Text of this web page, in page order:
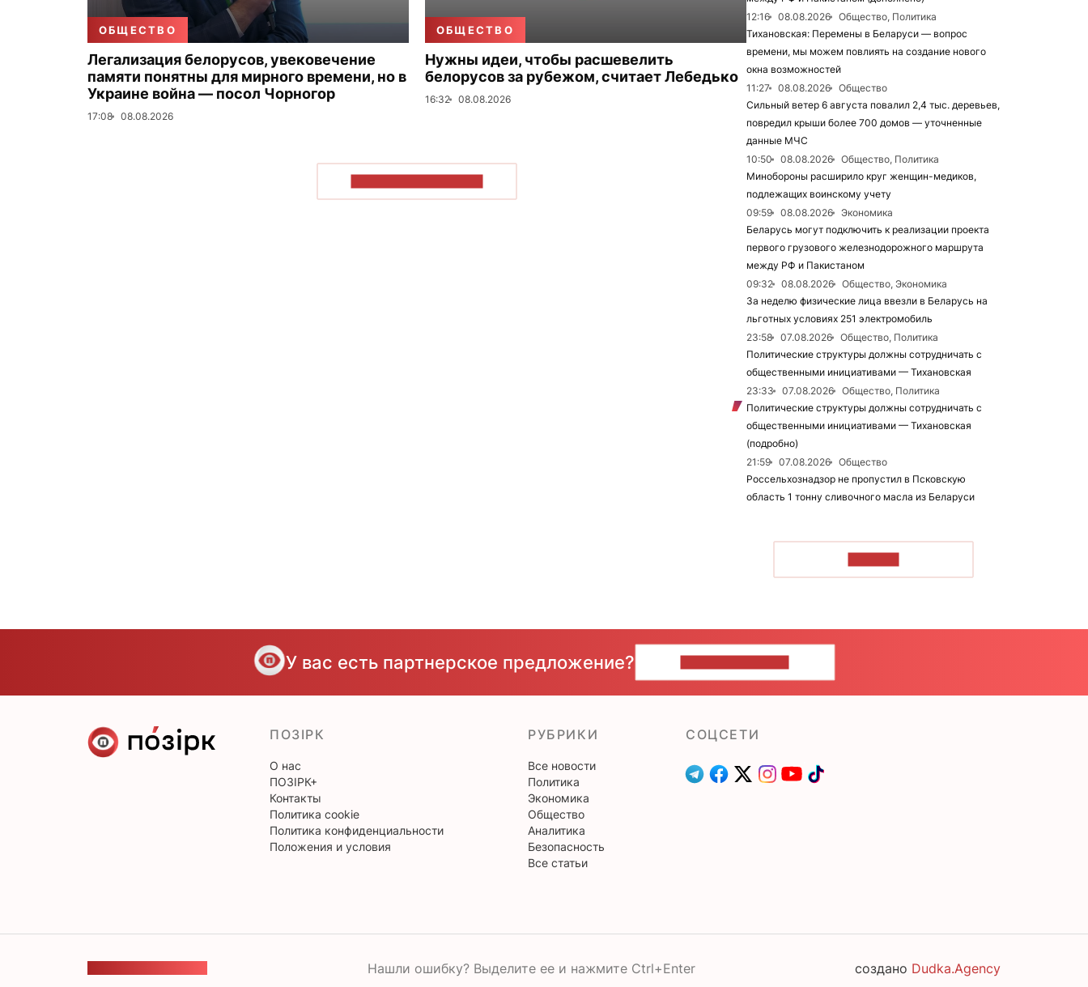
ОБЩЕСТВО
Легализация белорусов, увековечение
памяти понятны для мирного времени, но в
Украине война — посол Чорногор
17:08 08.08.2026
ОБЩЕСТВО
Нужны идеи, чтобы расшевелить
белорусов за рубежом, считает Лебедько
16:32 08.08.2026
12:16
08.08.2026
Общество, Политика
Тихановская: Перемены в Беларуси — вопрос
времени, мы можем повлиять на создание нового
окна возможностей
11:27
08.08.2026
Общество
Сильный ветер 6 августа повалил 2,4 тыс. деревьев,
повредил крыши более 700 домов — уточненные
данные МЧС
10:50
08.08.2026
Общество, Политика
Минобороны расширило круг женщин-медиков,
подлежащих воинскому учету
09:59
08.08.2026
Экономика
Беларусь могут подключить к реализации проекта
первого грузового железнодорожного маршрута
между РФ и Пакистаном
09:32
08.08.2026
Общество, Экономика
За неделю физические лица ввезли в Беларусь на
льготных условиях 251 электромобиль
23:58
07.08.2026
Общество, Политика
Политические структуры должны сотрудничать с
общественными инициативами — Тихановская
23:33
07.08.2026
Общество, Политика
Политические структуры должны сотрудничать с
общественными инициативами — Тихановская
(подробно)
21:59
07.08.2026
Общество
Россельхознадзор не пропустил в Псковскую
область 1 тонну сливочного масла из Беларуси
У вас есть партнерское предложение?
ПОЗІРК
О нас
ПОЗІРК+
Контакты
Политика cookie
Политика конфиденциальности
Положения и условия
РУБРИКИ
Все новости
Политика
Экономика
Общество
Аналитика
Безопасность
Все статьи
CОЦСЕТИ
Нашли ошибку? Выделите ее и нажмите Ctrl+Enter создано Dudka.Agency